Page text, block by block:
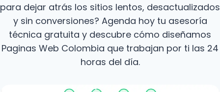
para dejar atrás los sitios lentos, desactualizados
y sin conversiones? Agenda hoy tu asesoría
técnica gratuita y descubre cómo diseñamos
Paginas Web Colombia que trabajan por ti las 24
horas del día.